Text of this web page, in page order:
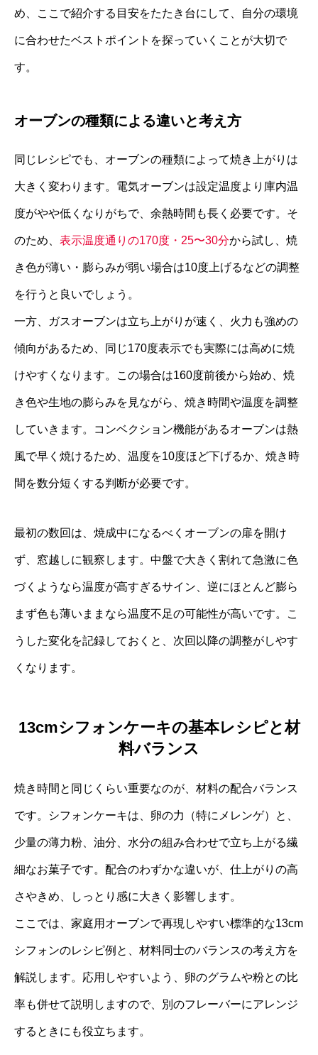
め、ここで紹介する目安をたたき台にして、自分の環境
に合わせたベストポイントを探っていくことが大切で
す。
オーブンの種類による違いと考え方
同じレシピでも、オーブンの種類によって焼き上がりは
大きく変わります。電気オーブンは設定温度より庫内温
度がやや低くなりがちで、余熱時間も長く必要です。そ
のため、 表示温度通りの170度・25〜30分から試し、焼
き色が薄い・膨らみが弱い場合は10度上げるなどの調整
を行うと良いでしょう。
一方、ガスオーブンは立ち上がりが速く、火力も強めの
傾向があるため、同じ170度表示でも実際には高めに焼
けやすくなります。この場合は160度前後から始め、焼
き色や生地の膨らみを見ながら、焼き時間や温度を調整
していきます。コンベクション機能があるオーブンは熱
風で早く焼けるため、温度を10度ほど下げるか、焼き時
間を数分短くする判断が必要です。
最初の数回は、焼成中になるべくオーブンの扉を開け
ず、窓越しに観察します。中盤で大きく割れて急激に色
づくようなら温度が高すぎるサイン、逆にほとんど膨ら
まず色も薄いままなら温度不足の可能性が高いです。こ
うした変化を記録しておくと、次回以降の調整がしやす
くなります。
13cmシフォンケーキの基本レシピと材
料バランス
焼き時間と同じくらい重要なのが、材料の配合バランス
です。シフォンケーキは、卵の力（特にメレンゲ）と、
少量の薄力粉、油分、水分の組み合わせで立ち上がる繊
細なお菓子です。配合のわずかな違いが、仕上がりの高
さやきめ、しっとり感に大きく影響します。
ここでは、家庭用オーブンで再現しやすい標準的な13cm
シフォンのレシピ例と、材料同士のバランスの考え方を
解説します。応用しやすいよう、卵のグラムや粉との比
率も併せて説明しますので、別のフレーバーにアレンジ
するときにも役立ちます。